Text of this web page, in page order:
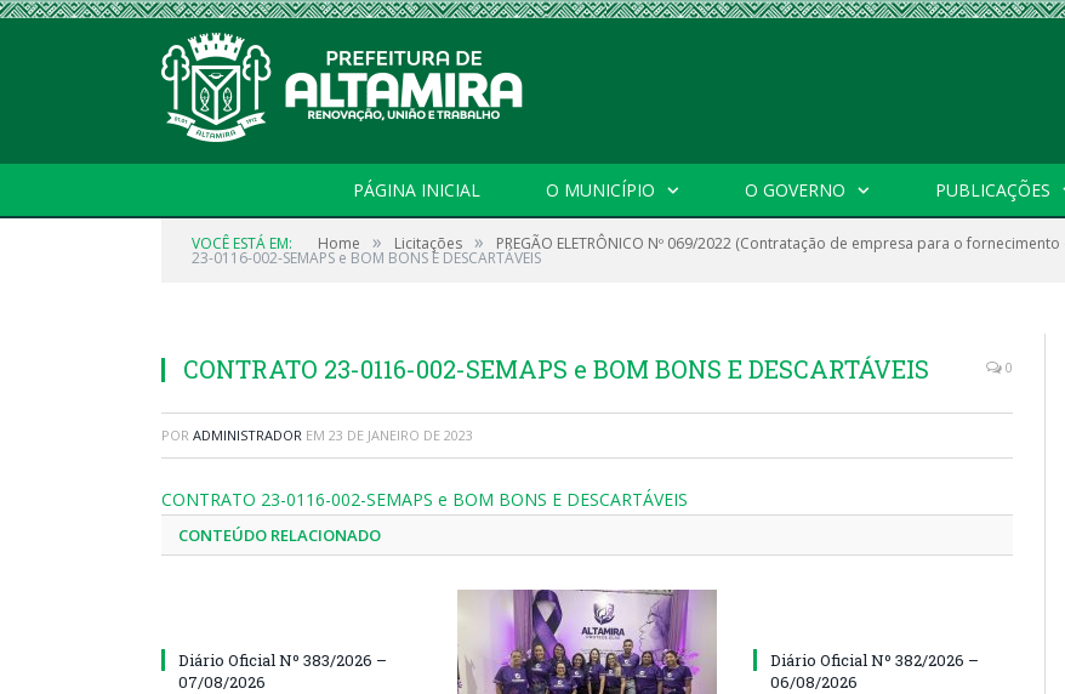
PÁGINA INICIAL O MUNICÍPIO O GOVERNO PUBLICAÇÕES
VOCÊ ESTÁ EM: Home » Licitações » PREGÃO ELETRÔNICO Nº 069/2022 (Contratação de empresa para o
23-0116-002-SEMAPS e BOM BONS E DESCARTÁVEIS
CONTRATO 23-0116-002-SEMAPS e BOM BONS E DESCARTÁVEIS 0
POR ADMINISTRADOR EM 23 DE JANEIRO DE 2023
CONTRATO 23-0116-002-SEMAPS e BOM BONS E DESCARTÁVEIS
CONTEÚDO RELACIONADO
Diário Oficial Nº 383/2026 –
07/08/2026
Diário Oficial Nº 382/2026 –
06/08/2026